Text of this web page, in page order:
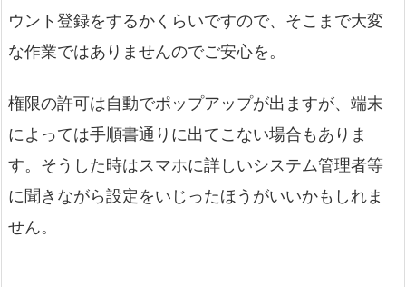
ウント登録をするかくらいですので、そこまで大変
な作業ではありませんのでご安心を。
権限の許可は自動でポップアップが出ますが、端末
によっては手順書通りに出てこない場合もありま
す。そうした時はスマホに詳しいシステム管理者等
に聞きながら設定をいじったほうがいいかもしれま
せん。